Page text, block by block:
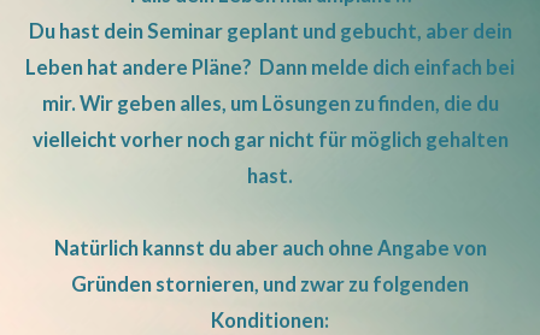
Du hast dein Seminar geplant und gebucht, aber dein
Leben hat andere Pläne? Dann melde dich einfach bei
mir. Wir geben alles, um Lösungen zu finden, die du
vielleicht vorher noch gar nicht für möglich gehalten
hast.
Natürlich kannst du aber auch ohne Angabe von
Gründen stornieren, und zwar zu folgenden
Konditionen: